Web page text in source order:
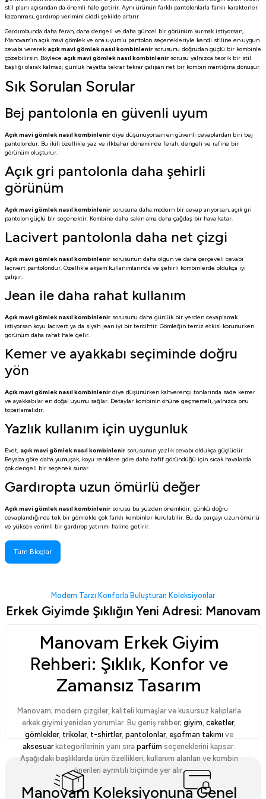
stil planı açısından da önemli hale getirir. Aynı ürünün farklı pantolonlarla farklı karakterler
kazanması, gardırop verimini ciddi şekilde artırır.
Gardırobunda daha ferah, daha dengeli ve daha güncel bir görünüm kurmak istiyorsan,
Manovam’ın açık mavi gömlek ve ona uyumlu pantolon seçenekleriyle kendi stiline en uygun
cevabı vererek açık mavi gömlek nasıl kombinlenir sorusunu doğrudan güçlü bir kombinle
çözebilirsin. Böylece açık mavi gömlek nasıl kombinlenir sorusu yalnızca teorik bir stil
başlığı olarak kalmaz; günlük hayatta tekrar tekrar çalışan net bir kombin mantığına dönüşür.
Sık Sorulan Sorular
Bej pantolonla en güvenli uyum
Açık mavi gömlek nasıl kombinlenir diye düşünüyorsan en güvenli cevaplardan biri bej
pantolondur. Bu ikili özellikle yaz ve ilkbahar döneminde ferah, dengeli ve rafine bir
görünüm oluşturur.
Açık gri pantolonla daha şehirli
görünüm
Açık mavi gömlek nasıl kombinlenir sorusuna daha modern bir cevap arıyorsan, açık gri
pantolon güçlü bir seçenektir. Kombine daha sakin ama daha çağdaş bir hava katar.
Lacivert pantolonla daha net çizgi
Açık mavi gömlek nasıl kombinlenir sorusunun daha olgun ve daha çerçeveli cevabı
lacivert pantolondur. Özellikle akşam kullanımlarında ve şehirli kombinlerde oldukça iyi
çalışır.
Jean ile daha rahat kullanım
Açık mavi gömlek nasıl kombinlenir sorusunu daha günlük bir yerden cevaplamak
istiyorsan koyu lacivert ya da siyah jean iyi bir tercihtir. Gömleğin temiz etkisi korunurken
görünüm daha rahat hale gelir.
Kemer ve ayakkabı seçiminde doğru
yön
Açık mavi gömlek nasıl kombinlenir diye düşünürken kahverengi tonlarında sade kemer
ve ayakkabılar en doğal uyumu sağlar. Detaylar kombinin önüne geçmemeli, yalnızca onu
toparlamalıdır.
Yazlık kullanım için uygunluk
Evet, açık mavi gömlek nasıl kombinlenir sorusunun yazlık cevabı oldukça güçlüdür.
Beyaza göre daha yumuşak, koyu renklere göre daha hafif göründüğü için sıcak havalarda
çok dengeli bir seçenek sunar.
Gardıropta uzun ömürlü değer
Açık mavi gömlek nasıl kombinlenir sorusu bu yüzden önemlidir; çünkü doğru
cevaplandığında tek bir gömlekle çok farklı kombinler kurulabilir. Bu da parçayı uzun ömürlü
ve yüksek verimli bir gardırop yatırımı haline getirir.
Tüm Bloglar
Modern Tarzı Konforla Buluşturan Koleksiyonlar
Erkek Giyimde Şıklığın Yeni Adresi: Manovam
Manovam Erkek Giyim
Rehberi: Şıklık, Konfor ve
Zamansız Tasarım
Manovam; modern çizgiler, kaliteli kumaşlar ve kusursuz kalıplarla
erkek giyimi yeniden yorumlar. Bu geniş rehber; giyim, ceketler,
gömlekler, trikolar, t-shirtler, pantolonlar, eşofman takımı ve
aksesuarkategorilerinin yanı sıra parfüm seçeneklerini kapsar.
Aşağıdaki başlıklarda ürün özellikleri, kullanım alanları ve kombin
önerileri ayrıntılı biçimde yer alır.
Manovam Koleksiyonuna Genel